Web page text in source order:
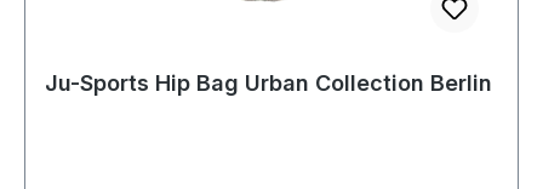
Ju-Sports Hip Bag Urban Collection Berlin